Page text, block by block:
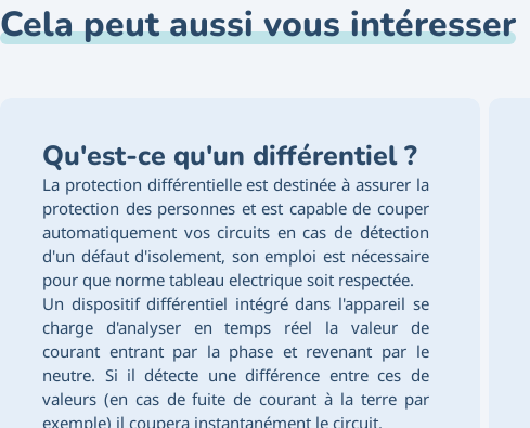
Cela peut aussi vous intéresser
Qu'est-ce qu'un différentiel ?
La protection différentielle est destinée à assurer la
protection des personnes et est capable de couper
automatiquement vos circuits en cas de détection
d'un défaut d'isolement, son emploi est nécessaire
pour que norme tableau electrique soit respectée.
Un dispositif différentiel intégré dans l'appareil se
charge d'analyser en temps réel la valeur de
courant entrant par la phase et revenant par le
neutre. Si il détecte une différence entre ces de
valeurs (en cas de fuite de courant à la terre par
exemple) il coupera instantanément le circuit.